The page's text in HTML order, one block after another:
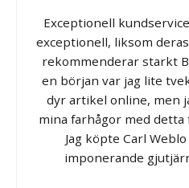
Exceptionell
exceptionell, liksom
rekommenderar starkt
en början var jag lite
dyr artikel online, men
mina farhågor med
Jag köpte Carl
imponerande